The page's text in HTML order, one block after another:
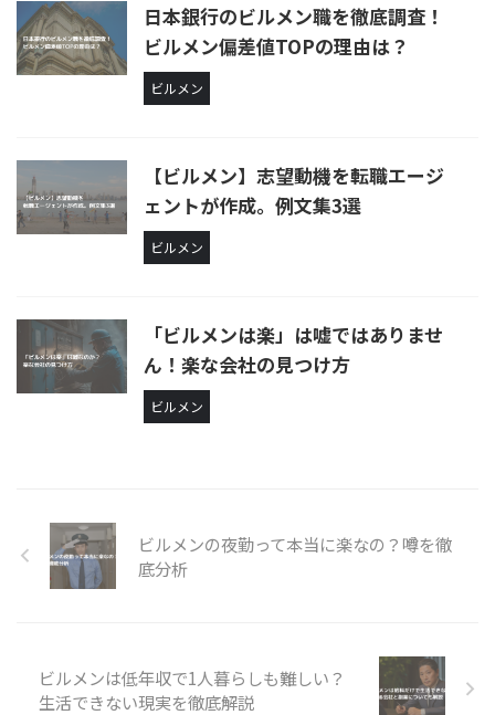
日本銀行のビルメン職を徹底調査！
ビルメン偏差値TOPの理由は？
ビルメン
【ビルメン】志望動機を転職エージ
ェントが作成。例文集3選
ビルメン
「ビルメンは楽」は嘘ではありませ
ん！楽な会社の見つけ方
ビルメン
ビルメンの夜勤って本当に楽なの？噂を徹
底分析
ビルメンは低年収で1人暮らしも難しい？
生活できない現実を徹底解説